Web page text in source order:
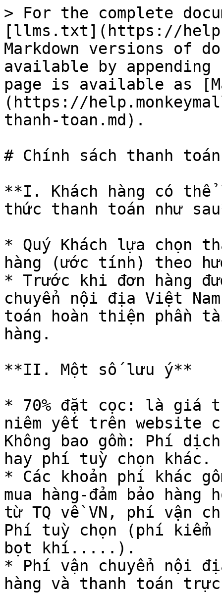
> For the complete
[llms.txt](https://
Markdown versions of
available by
page is available as
(https://
thanh-toan.md).
# Chính sách thanh toán
**I. Khách hàng có thể
thức thanh toán như
* Quý Khách lựa chọn
hàng (ước tính) theo
* Trước khi đơn hàng
chuyển nội địa Việt
toán hoàn thiện phần
hàng.
**II. Một số lưu ý**
* 70% đặt cọc: là giá
niêm yết trên website
Không bao gồm: Phí
hay phí tuỳ chọn khác.
* Các khoản phí khác
mua hàng-đảm bảo
từ TQ về VN, phí vận
Phí tuỳ chọn (phí kiểm
bọt khí.....).
* Phí vận chuyển nội
hàng và thanh toán